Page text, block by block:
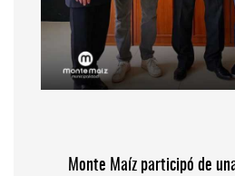
Monte Maíz participó de